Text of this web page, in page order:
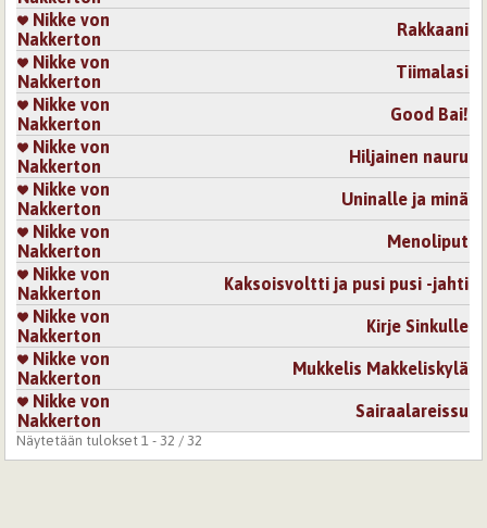
Nikke von
Nakkerton
Rakkaani
Nikke von
Nakkerton
Tiimalasi
Nikke von
Nakkerton
Good Bai!
Nikke von
Nakkerton
Hiljainen nauru
Nikke von
Nakkerton
Uninalle ja minä
Nikke von
Nakkerton
Menoliput
Nikke von
Nakkerton
Kaksoisvoltti ja pusi pusi -jahti
Nikke von
Nakkerton
Kirje Sinkulle
Nikke von
Nakkerton
Mukkelis Makkeliskylä
Nikke von
Nakkerton
Sairaalareissu
Näytetään tulokset 1 - 32 / 32